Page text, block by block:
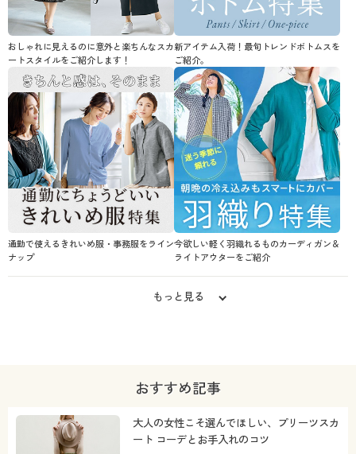
おしゃれに見えるのに意外と楽ちんなスカ
ートスタイルをご紹介します！
新アイテム入荷！最旬トレンドボトムスを
ご紹介。
通勤で使えるきれいめ服・事務服をライン
ナップ
今欲しい軽く羽織れるものカーディガン＆
ライトアウターをご紹介
もっと見る
おすすめ記事
大人の女性こそ選んでほしい、プリーツスカ
ート コーデとお手入れのコツ